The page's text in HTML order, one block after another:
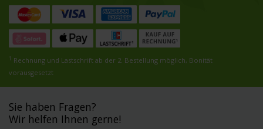
1 Rechnung und Lastschrift ab der 2. Bestellung möglich, Bonität
vorausgesetzt
Sie haben Fragen?
Wir helfen Ihnen gerne!